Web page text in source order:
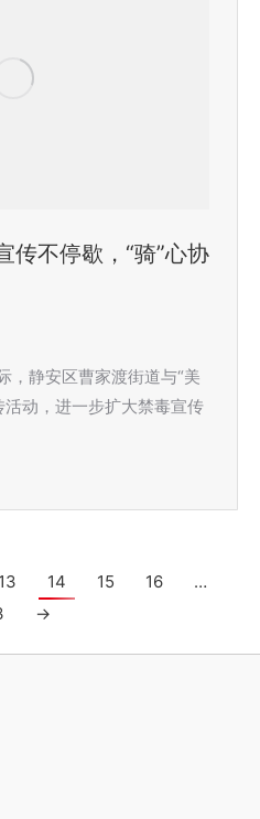
传不停歇，“骑”心协
，静安区曹家渡街道与“美
动，进一步扩大禁毒宣传
13 14 15 16
…
→